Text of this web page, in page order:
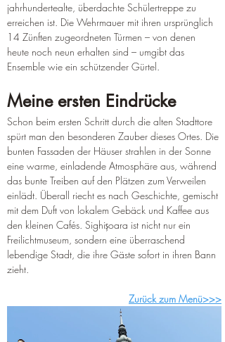
jahrhundertealte, überdachte Schülertreppe zu
erreichen ist. Die Wehrmauer mit ihren ursprünglich
14 Zünften zugeordneten Türmen – von denen
heute noch neun erhalten sind – umgibt das
Ensemble wie ein schützender Gürtel.
Meine ersten Eindrücke
Schon beim ersten Schritt durch die alten Stadttore
spürt man den besonderen Zauber dieses Ortes. Die
bunten Fassaden der Häuser strahlen in der Sonne
eine warme, einladende Atmosphäre aus, während
das bunte Treiben auf den Plätzen zum Verweilen
einlädt. Überall riecht es nach Geschichte, gemischt
mit dem Duft von lokalem Gebäck und Kaffee aus
den kleinen Cafés. Sighișoara ist nicht nur ein
Freilichtmuseum, sondern eine überraschend
lebendige Stadt, die ihre Gäste sofort in ihren Bann
zieht.
Zurück zum Menü>>>